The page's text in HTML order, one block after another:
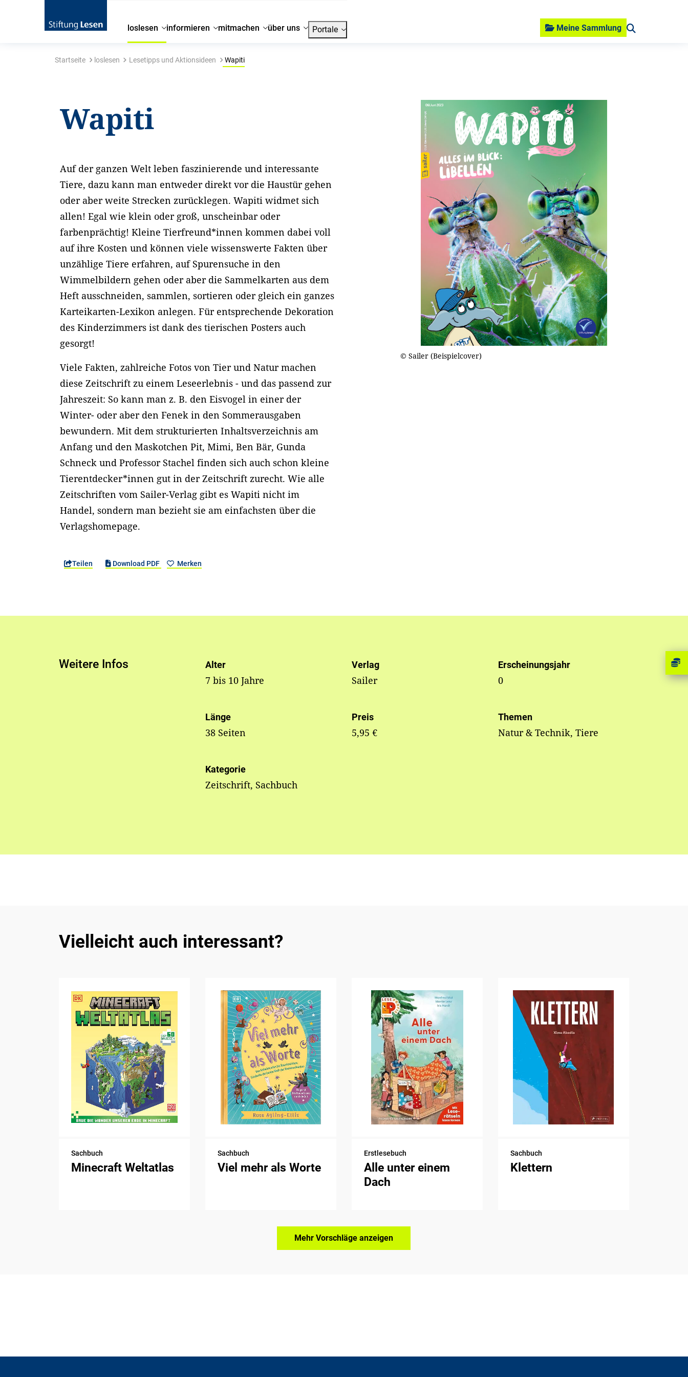
loslesen informieren mitmachen über uns Portale Meine Sammlung
Startseite loslesen Lesetipps und Aktionsideen Wapiti
Wapiti
Auf der ganzen Welt leben faszinierende und interessante
Tiere, dazu kann man entweder direkt vor die Haustür gehen
oder aber weite Strecken zurücklegen. Wapiti widmet sich
allen! Egal wie klein oder groß, unscheinbar oder
farbenprächtig! Kleine Tierfreund*innen kommen dabei voll
auf ihre Kosten und können viele wissenswerte Fakten über
unzählige Tiere erfahren, auf Spurensuche in den
Wimmelbildern gehen oder aber die Sammelkarten aus dem
Heft ausschneiden, sammlen, sortieren oder gleich ein ganzes
Karteikarten-Lexikon anlegen. Für entsprechende Dekoration
des Kinderzimmers ist dank des tierischen Posters auch
gesorgt!
Viele Fakten, zahlreiche Fotos von Tier und Natur machen
diese Zeitschrift zu einem Leseerlebnis - und das passend zur
Jahreszeit: So kann man z. B. den Eisvogel in einer der
Winter- oder aber den Fenek in den Sommerausgaben
bewundern. Mit dem strukturierten Inhaltsverzeichnis am
Anfang und den Maskotchen Pit, Mimi, Ben Bär, Gunda
Schneck und Professor Stachel finden sich auch schon kleine
Tierentdecker*innen gut in der Zeitschrift zurecht. Wie alle
Zeitschriften vom Sailer-Verlag gibt es Wapiti nicht im
Handel, sondern man bezieht sie am einfachsten über die
Verlagshomepage.
Teilen Download PDF Merken
© Sailer (Beispielcover)
Weitere Infos Alter
7 bis 10 Jahre
Verlag
Sailer
Erscheinungsjahr
0
Länge
38 Seiten
Preis
5,95 €
Themen
Natur & Technik, Tiere
Kategorie
Zeitschrift, Sachbuch
Vielleicht auch interessant?
Sachbuch
Minecraft Weltatlas
Sachbuch
Viel mehr als Worte
Erstlesebuch
Alle unter einem
Dach
Sachbuch
Klettern
Mehr Vorschläge anzeigen